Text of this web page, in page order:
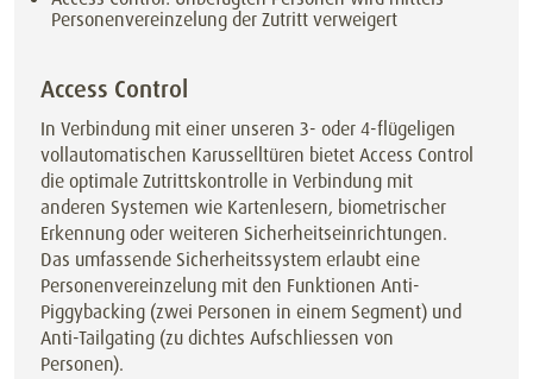
Personenvereinzelung der Zutritt verweigert
Access Control
In Verbindung mit einer unseren 3- oder 4-flügeligen
vollautomatischen Karusselltüren bietet Access Control
die optimale Zutrittskontrolle in Verbindung mit
anderen Systemen wie Kartenlesern, biometrischer
Erkennung oder weiteren Sicherheitseinrichtungen.
Das umfassende Sicherheitssystem erlaubt eine
Personenvereinzelung mit den Funktionen Anti-
Piggybacking (zwei Personen in einem Segment) und
Anti-Tailgating (zu dichtes Aufschliessen von
Personen).